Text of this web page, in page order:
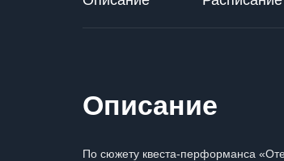
Описание
По сюжету квеста-перформанса